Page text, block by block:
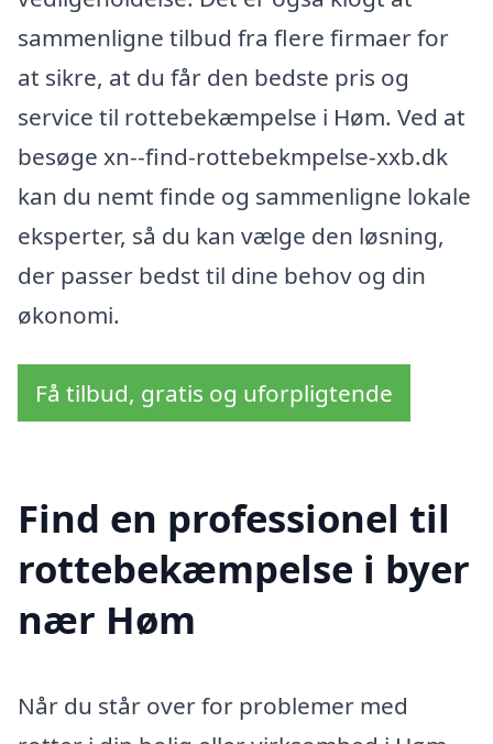
sammenligne tilbud fra flere firmaer for
at sikre, at du får den bedste pris og
service til rottebekæmpelse i Høm. Ved at
besøge xn--find-rottebekmpelse-xxb.dk
kan du nemt finde og sammenligne lokale
eksperter, så du kan vælge den løsning,
der passer bedst til dine behov og din
økonomi.
Få tilbud, gratis og uforpligtende
Find en professionel til
rottebekæmpelse i byer
nær Høm
Når du står over for problemer med